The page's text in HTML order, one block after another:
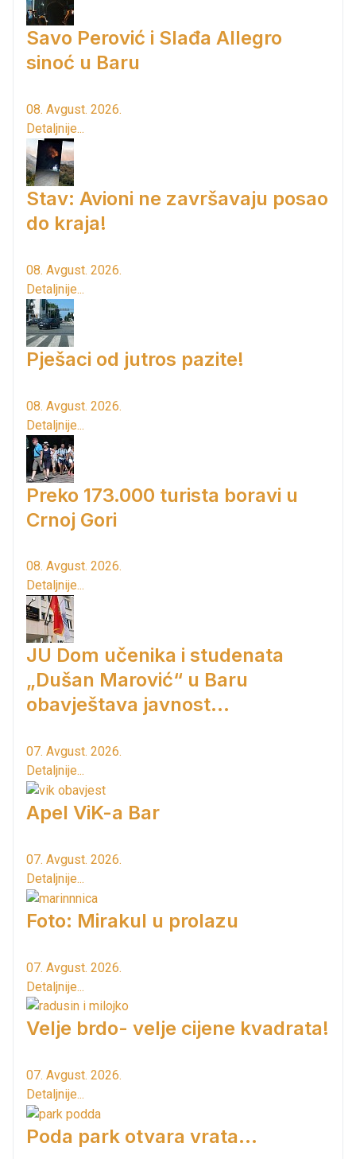
Savo Perović i Slađa Allegro
sinoć u Baru
08. Avgust. 2026.
Detaljnije...
Stav: Avioni ne završavaju posao
do kraja!
08. Avgust. 2026.
Detaljnije...
Pješaci od jutros pazite!
08. Avgust. 2026.
Detaljnije...
Preko 173.000 turista boravi u
Crnoj Gori
08. Avgust. 2026.
Detaljnije...
JU Dom učenika i studenata
„Dušan Marović“ u Baru
obavještava javnost...
07. Avgust. 2026.
Detaljnije...
Apel ViK-a Bar
07. Avgust. 2026.
Detaljnije...
Foto: Mirakul u prolazu
07. Avgust. 2026.
Detaljnije...
Velje brdo- velje cijene kvadrata!
07. Avgust. 2026.
Detaljnije...
Poda park otvara vrata...